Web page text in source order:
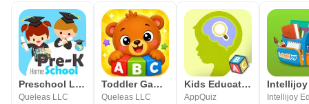
Preschool Learning Games
Queleas LLC
Toddler Games for Kids 2-5
Queleas LLC
Kids Educational Games. Attent
AppQuiz